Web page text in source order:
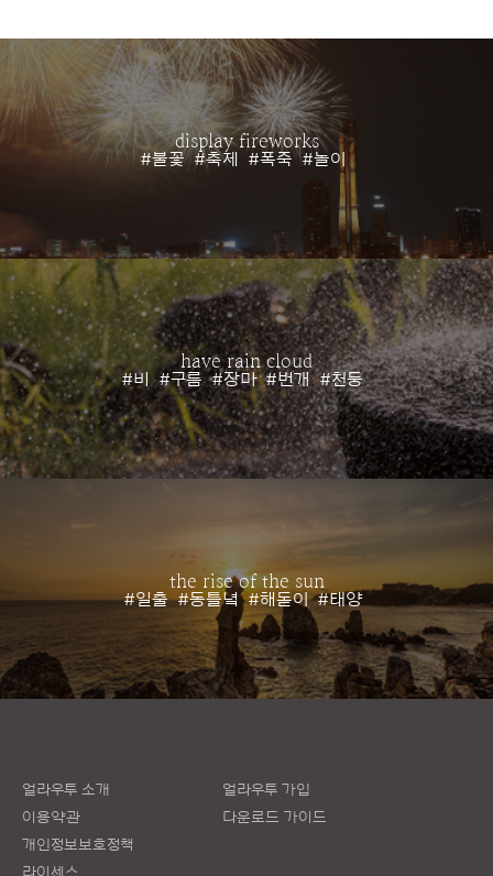
display fireworks
#불꽃 #축제 #폭죽 #놀이
have rain cloud
#비 #구름 #장마 #번개 #천둥
the rise of the sun
#일출 #동틀녘 #해돋이 #태양
얼라우투 소개
이용약관
개인정보보호정책
얼라우투 가입
다운로드 가이드